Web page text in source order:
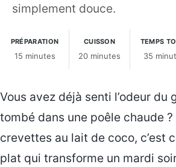
simplement douce.
PRÉPARATION
15 minutes
CUISSON
20 minutes
TEMPS
35
Vous avez déjà senti l’odeur du
tombé dans une poêle chaude
crevettes au lait de coco, c’est
plat qui transforme un mardi